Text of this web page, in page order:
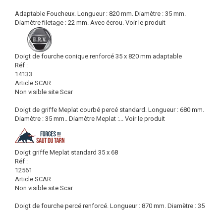
Adaptable Foucheux. Longueur : 820 mm. Diamètre : 35 mm.
Diamètre filetage : 22 mm. Avec écrou. Voir le produit
Doigt de fourche conique renforcé 35 x 820 mm adaptable
Réf :
14133
Article SCAR
Non visible site Scar
Doigt de griffe Meplat courbé percé standard. Longueur : 680 mm.
Diamètre : 35 mm.. Diamètre Meplat :... Voir le produit
Doigt griffe Meplat standard 35 x 68
Réf :
12561
Article SCAR
Non visible site Scar
Doigt de fourche percé renforcé. Longueur : 870 mm. Diamètre : 35